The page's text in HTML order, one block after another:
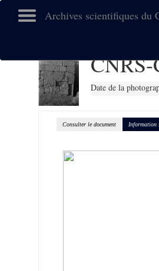
Archives scientifiques du
Date de la
Consulter le document Information